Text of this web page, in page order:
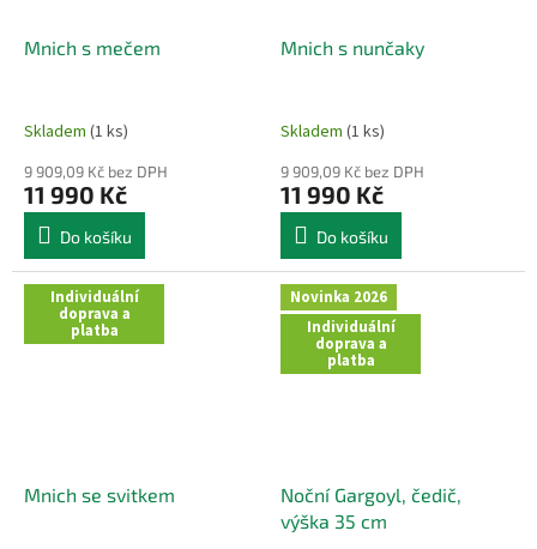
Mnich s mečem
Skladem (1 ks)
9 909,09 Kč bez DPH
11 990 Kč
Do košíku
Mnich s nunčaky
Skladem (1 ks)
9 909,09 Kč bez DPH
11 990 Kč
Do košíku
Individuální
doprava a
platba
Mnich se svitkem
Novinka 2026
Individuální
doprava a
platba
Noční Gargoyl, čedič,
výška 35 cm